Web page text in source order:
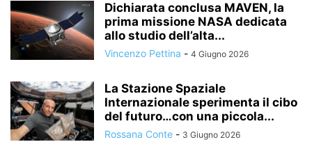
Dichiarata conclusa MAVEN, la
prima missione NASA dedicata
allo studio dell’alta...
Vincenzo Pettina - 4 Giugno 2026
La Stazione Spaziale
Internazionale sperimenta il cibo
del futuro…con una piccola...
Rossana Conte - 3 Giugno 2026